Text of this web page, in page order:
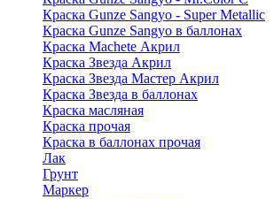
Краска Gunze Sangyo - Super Metallic
Краска Gunze Sangyo в баллонах
Краска Machete Акрил
Краска Звезда Акрил
Краска Звезда Мастер Акрил
Краска Звезда в баллонах
Краска масляная
Краска прочая
Краска в баллонах прочая
Лак
Грунт
Маркер